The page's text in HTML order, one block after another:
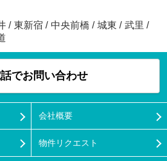
/ 東新宿 / 中央前橋 / 城東 / 武里 /
でお問い合わせ
会社概要
物件リクエスト